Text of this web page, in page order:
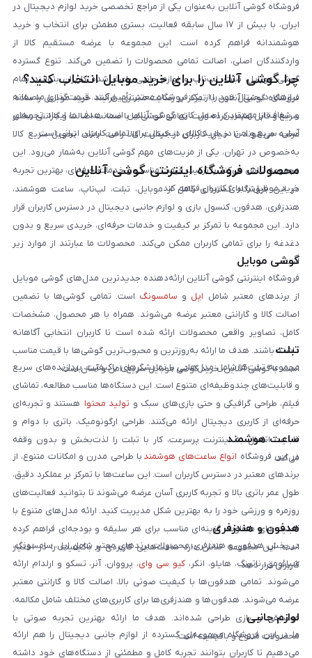
فروشگاه گوشی آنلاین به‌عنوان یکی از مراجع تخصصی خرید لوازم دیجیتال در
ایران، با بیش از ۱۷ سال سابقه فعالیت، بستری مطمئن برای انتخاب و خرید
هوشمندانه فراهم کرده است. این مجموعه با عرضه مستقیم کالا از
واردکنندگان اصلی، اصالت تمامی محصولات را تضمین می‌کند. تنوع گسترده
گوشی موبایل، تبلت، لپ‌تاپ و لوازم جانبی باعث شده کاربران بتوانند تمام
نیازهای دیجیتال خود را از یک فروشگاه معتبر تأمین کنند. قیمت‌گذاری منصفانه
و شفاف از مهم‌ترین اصول کاری گوشی آنلاین است. هدف ما ایجاد تجربه‌ای
آسان، سریع و امن در خرید کالای دیجیتال برای تمامی کاربران ایرانی است.
چرا گوشی آنلاین را برای خرید موبایل انتخاب کنید؟
فروشگاه گوشی آنلاین با تمرکز بر رضایت مشتری، فرآیند خرید موبایل را ساده،
سریع و قابل اعتماد کرده است. تمامی گوشی‌ها با ضمانت اصالت و گارانتی معتبر
عرضه می‌شوند تا خیال کاربران از کیفیت کالا راحت باشد. تحویل سریع کالا
به‌خصوص در تهران، یکی از مزیت‌های مهم گوشی آنلاین به‌شمار می‌رود. این
مجموعه تلاش می‌کند با ترکیب قیمت مناسب و خدمات حرفه‌ای، بهترین تجربه
خرید موبایل را برای کاربران فراهم کند.
محصولات فروشگاه اینترنتی گوشی آنلاین
در این فروشگاه گستره‌ای کامل از موبایل، تبلت، لپ‌تاپ، ساعت هوشمند،
هندزفری، هدفون، کنسول بازی و لوازم جانبی دیجیتال در دسترس کاربران قرار
دارد. این مجموعه با تمرکز بر کیفیت و خدمات حرفه‌ای، خریدی سریع و بدون
دغدغه را برای تمامی کاربران ممکن می‌کند. محصولات ما عبارتند از موارد زیر
است:
گوشی موبایل
فروشگاه اینترنتی گوشی آنلاین ارائه‌دهنده جدیدترین مدل‌های گوشی موبایل
از برندهای معتبر شامل اپل و سامسونگ است. تمامی گوشی‌ها با تضمین
اصالت کالا و گارانتی معتبر عرضه می‌شوند. همراه با هر محصول، مشخصات
کامل، تصاویر واقعی محصولات ارائه شده است تا کاربران انتخابی آگاهانه
داشته باشند. هدف ما ارائه به‌روزترین و محبوب‌ترین گوشی‌ها با قیمت مناسب
است. با گوشی آنلاین، خرید گوشی موبایل سریع، امن و آسان است.
تبلت
مجموعه تبلت‌ها شامل مدل‌هایی با نمایشگرهای باکیفیت، پردازنده‌های سریع
و قابلیت‌های چندوظیفه‌ای متنوع است. این دستگاه‌ها مناسب مطالعه، تماشای
فیلم، طراحی گرافیکی و حتی بازی‌های سبک و تولید محتوا هستند و تجربه‌ای
حرفه‌ای از کاربری دیجیتال ارائه می‌کنند. طراحی ارگونومیک، باتری با دوام و
قابلیت اتصال به اینترنت پرسرعت، کار با تبلت را لذت‌بخش و بدون وقفه
می‌کند.
ساعت هوشمند
در این فروشگاه انواع ساعت‌های هوشمند با طراحی مدرن و امکانات متنوع، از
برندهای معتبر در دسترس کاربران است. این ساعت‌ها با تمرکز بر عملکرد دقیق،
طول عمر باتری بالا و تجربه کاربری آسان عرضه می‌شوند تا بتوانید فعالیت‌های
روزمره و ورزشی خود را به بهترین شکل مدیریت کنید. ارائه مدل‌های متنوع با
قابلیت‌های متفاوت، گزینه‌ای مناسب برای هر سلیقه و بودجه‌ای فراهم کرده
است. این مجموعه تلاش دارد ساعت‌هایی کاربردی و باکیفیت را در اختیار
کاربران قرار دهد.
هدفون و هندزفری
در بخش هدفون و هندزفری، محصولات برندهای معتبر شامل اپل، سامسونگ،
شیائومی، ناتینگ، هایلو، انکر، کیو سی وای، پرووان، آنر، تسکو و ارلدام ارائه
می‌شوند. تمامی هدفون‌ها با کیفیت صوتی بالا، اصالت کالا و گارانتی معتبر
عرضه می‌شوند. هدفون‌ها و هندزفری‌ها برای کاربری‌های مختلف شامل مکالمه،
موسیقی و بازی طراحی شده‌اند. هدف ما ارائه بهترین تجربه صوتی با
محصولات متنوع و باکیفیت است.
لوازم جانبی
ما در این فروشگاه مجموعه‌ای گسترده از لوازم جانبی دیجیتال را هم ارائه
می‌دهیم تا کاربران بتوانند تجربه کامل و مطمئنی از دستگاه‌های خود داشته